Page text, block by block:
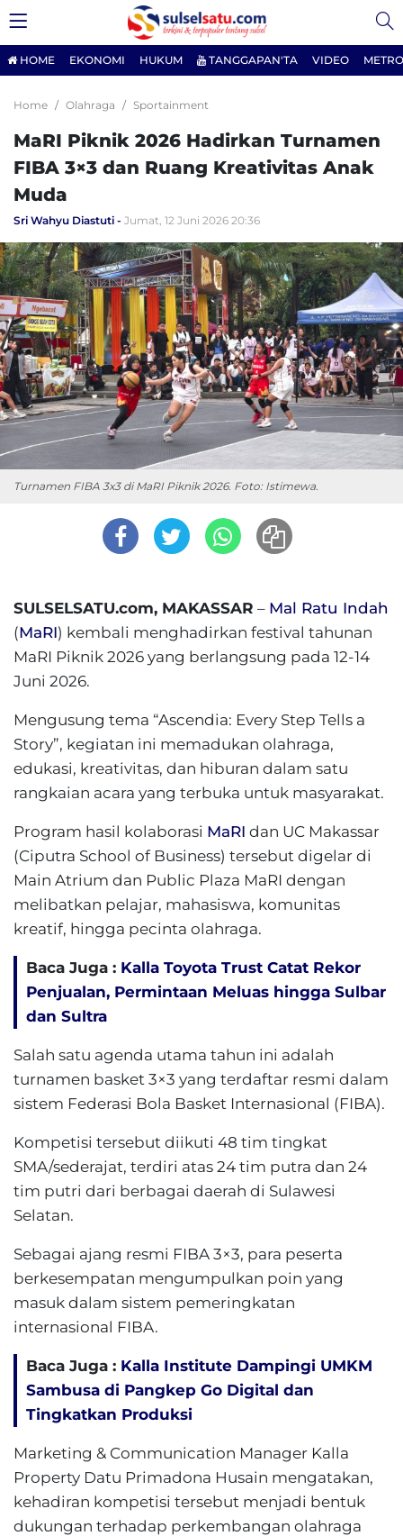
HOME EKONOMI HUKUM TANGGAPAN'TA VIDEO
Home Olahraga Sportainment
MaRI Piknik 2026 Hadirkan Turnamen
FIBA 3×3 dan Ruang Kreativitas Anak
Muda
Sri Wahyu Diastuti Jumat, 12 Juni 2026 20:36
Turnamen FIBA 3x3 di MaRI Piknik 2026. Foto: Istimewa.
SULSELSATU.com, MAKASSAR – Mal Ratu Indah
(MaRI) kembali menghadirkan festival tahunan
MaRI Piknik 2026 yang berlangsung pada 12-14
Juni 2026.
Mengusung tema “Ascendia: Every Step Tells a
Story”, kegiatan ini memadukan olahraga,
edukasi, kreativitas, dan hiburan dalam satu
rangkaian acara yang terbuka untuk masyarakat.
Program hasil kolaborasi MaRI dan UC Makassar
(Ciputra School of Business) tersebut digelar di
Main Atrium dan Public Plaza MaRI dengan
melibatkan pelajar, mahasiswa, komunitas
kreatif, hingga pecinta olahraga.
Baca Juga : Kalla Toyota Trust Catat Rekor
Penjualan, Permintaan Meluas hingga Sulbar
dan Sultra
Salah satu agenda utama tahun ini adalah
turnamen basket 3×3 yang terdaftar resmi dalam
sistem Federasi Bola Basket Internasional (FIBA).
Kompetisi tersebut diikuti 48 tim tingkat
SMA/sederajat, terdiri atas 24 tim putra dan 24
tim putri dari berbagai daerah di Sulawesi
Selatan.
Sebagai ajang resmi FIBA 3×3, para peserta
berkesempatan mengumpulkan poin yang
masuk dalam sistem pemeringkatan
internasional FIBA.
Baca Juga : Kalla Institute Dampingi UMKM
Sambusa di Pangkep Go Digital dan
Tingkatkan Produksi
Marketing & Communication Manager Kalla
Property Datu Primadona Husain mengatakan,
kehadiran kompetisi tersebut menjadi bentuk
dukungan terhadap perkembangan olahraga